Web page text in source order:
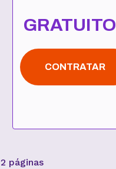
GRATUITO
CONTRATAR
2 páginas